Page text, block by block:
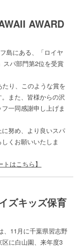
AWARD
島にある、「ロイヤ
スパ部門第2位を受賞
り、このような賞を
また、皆様からの沢
一同感謝申し上げま
努め、より良いスパ
くお願いいたしま
はこちら】
ズキッズ保育
、11月に千葉県習志野
に白山園、来年度3